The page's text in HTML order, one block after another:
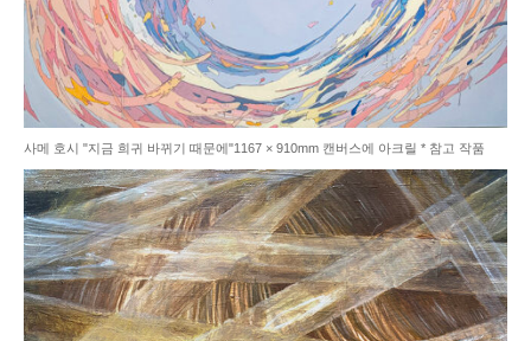
사메 호시 "지금 희귀 바뀌기 때문에"1167 × 910mm 캔버스에 아크릴 * 참고 작품